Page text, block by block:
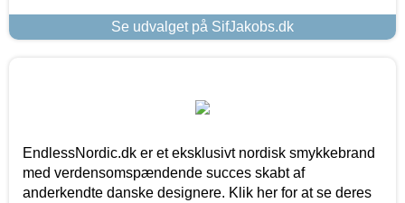
Se udvalget på SifJakobs.dk
EndlessNordic.dk er et eksklusivt nordisk smykkebrand
med verdensomspændende succes skabt af
anderkendte danske designere. Klik her for at se deres